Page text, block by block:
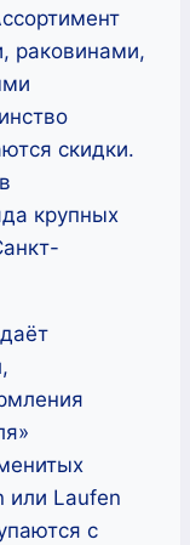
раковинами,
скидки.
крупных
или Laufen
с